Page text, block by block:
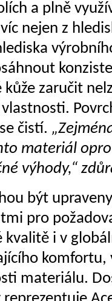
a plně
nejen z
zaručit
čistí.
materiál
výhody,“
být
pro
kvalitě i v
materiálu.